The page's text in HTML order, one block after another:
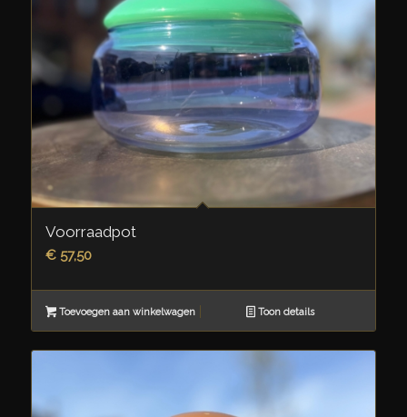
Voorraadpot
€57,50
Toevoegen aan winkelwagen Toon details